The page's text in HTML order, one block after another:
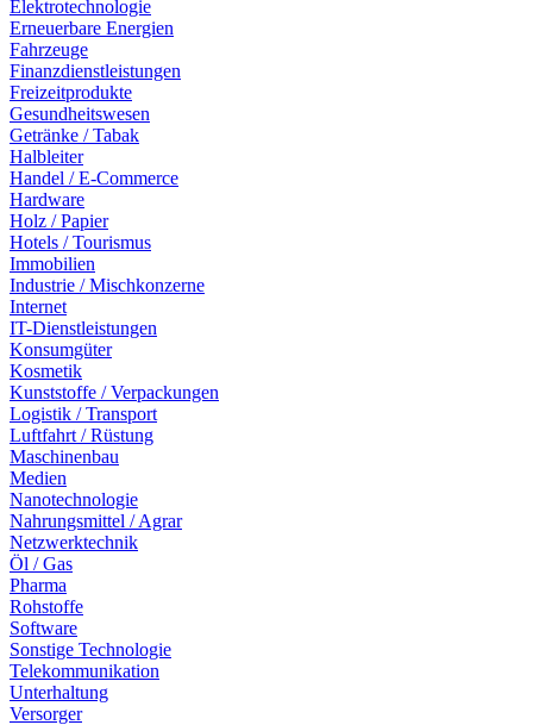
Elektrotechnologie
Erneuerbare Energien
Fahrzeuge
Finanzdienstleistungen
Freizeitprodukte
Gesundheitswesen
Getränke / Tabak
Halbleiter
Handel / E-Commerce
Hardware
Holz / Papier
Hotels / Tourismus
Immobilien
Industrie / Mischkonzerne
Internet
IT-Dienstleistungen
Konsumgüter
Kosmetik
Kunststoffe / Verpackungen
Logistik / Transport
Luftfahrt / Rüstung
Maschinenbau
Medien
Nanotechnologie
Nahrungsmittel / Agrar
Netzwerktechnik
Öl / Gas
Pharma
Rohstoffe
Software
Sonstige Technologie
Telekommunikation
Unterhaltung
Versorger